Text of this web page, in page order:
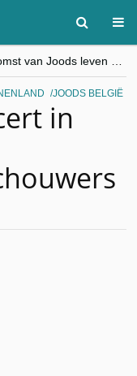
“Besnijdenisdebat toont hoe moeilijk seculiere Westen minderheden begrijpt”, Jinnih Beels (Vooruit)
CITYTRIP | ROEMENIË – Boekarest: de verrassing van Oost-Europa
JOODS BELGIË
in